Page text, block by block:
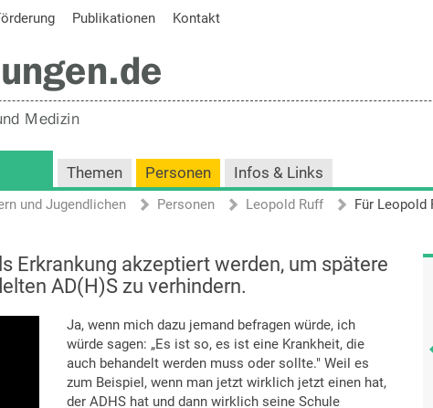
Publikationen Kontakt
Themen Personen Infos & Links
und Jugendlichen Personen Leopold Ruff
Erkrankung akzeptiert werden, um spätere
AD(H)S zu verhindern.
Ja, wenn mich dazu jemand befragen würde, ich
würde sagen: „Es ist so, es ist eine Krankheit, die
auch behandelt werden muss oder sollte." Weil es
zum Beispiel, wenn man jetzt wirklich jetzt einen hat,
der ADHS hat und dann wirklich seine Schule